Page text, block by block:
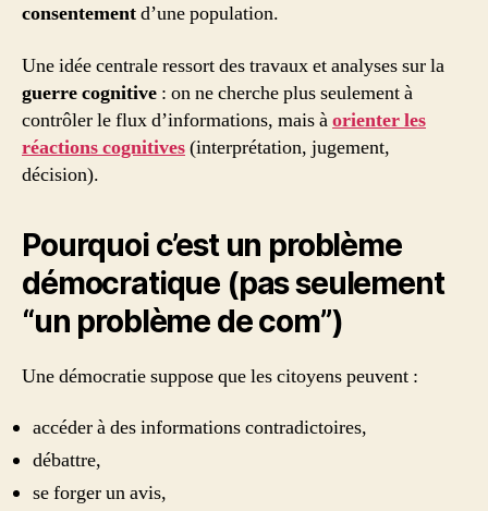
consentementd’une population.
Une idée centrale ressort des travaux et analyses sur la
guerre cognitive : on ne cherche plus seulement à
contrôler le flux d’informations, mais àorienter les
réactions cognitives(interprétation, jugement,
décision).
Pourquoi c’est un problème
démocratique (pas seulement
“un problème de com”)
Une démocratie suppose que les citoyens peuvent :
accéder à des informations contradictoires,
débattre,
se forger un avis,